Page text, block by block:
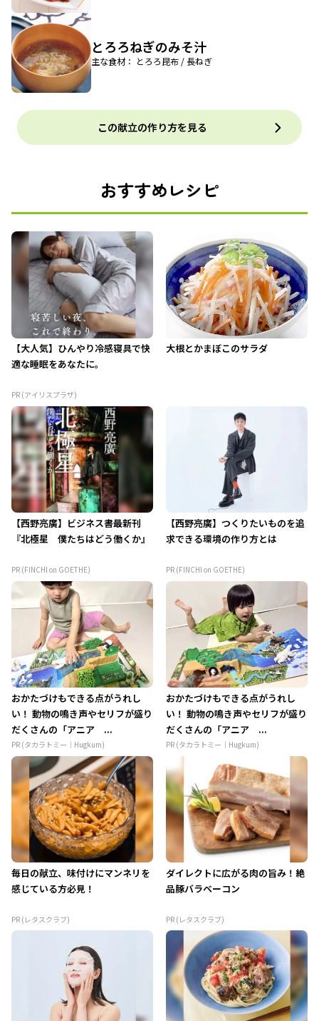
とろろねぎのみそ汁
主な食材： とろろ昆布 / 長ねぎ
この献立の作り方を見る
おすすめレシピ
【大人気】ひんやり冷感寝具で快
適な睡眠をあなたに。
PR (アイリスプラザ)
大根とかまぼこのサラダ
【西野亮廣】ビジネス書最新刊
『北極星 僕たちはどう働くか』
PR (FINCHI on GOETHE)
【西野亮廣】つくりたいものを追
求できる環境の作り方とは
PR (FINCHI on GOETHE)
おかたづけもできる点がうれし
い！ 動物の鳴き声やセリフが盛り
だくさんの「アニア ...
PR (タカラトミー｜Hugkum)
おかたづけもできる点がうれし
い！ 動物の鳴き声やセリフが盛り
だくさんの「アニア ...
PR (タカラトミー｜Hugkum)
毎日の献立、味付けにマンネリを
感じている方必見！
PR (レタスクラブ)
ダイレクトに広がる肉の旨み！絶
品豚バラベーコン
PR (レタスクラブ)